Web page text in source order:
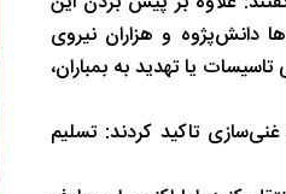
دانش‌پژوه و هزاران نیروی
یا تهدید به بمباران،
تاکید کردند: تسلیم